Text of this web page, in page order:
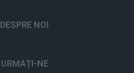
DESPRE NOI
URMAȚI-NE